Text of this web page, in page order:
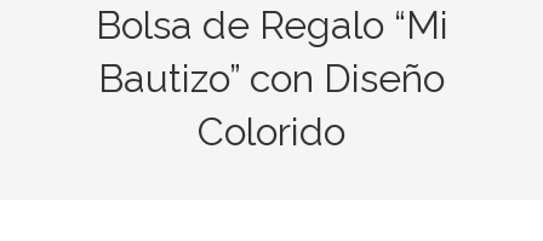
Bolsa de Regalo “Mi
Bautizo” con Diseño
Colorido